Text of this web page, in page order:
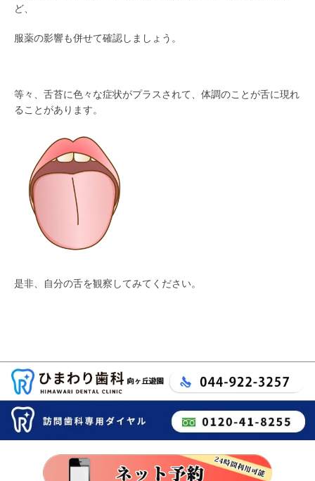
ど、
服薬の影響も併せて確認しましょう。
等々、舌苔に色々な症状がプラスされて、体調のことが舌に現れ
ることがあります。
是非、自分の舌を観察してみてください。